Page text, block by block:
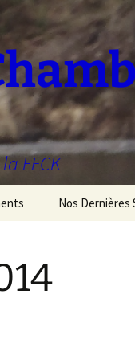
FFCK
Nos Dernières